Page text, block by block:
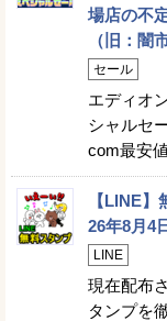
場店の不
（旧：闇
セール
エディオ
シャルセ
com最安
【LINE
26年8月4
LINE
現在配布
タンプを